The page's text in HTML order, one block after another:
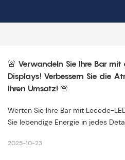
🚨 Verwandeln Sie Ihre Bar
Displays! Verbessern Sie die
Ihren Umsatz! 🚨
Werten Sie Ihre Bar mit Lecede-
Sie lebendige Energie in jedes
2025-10-23